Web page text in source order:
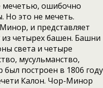
мечетью, ошибочно
Но это не мечеть.
и представляет
четырех башен. Башни
света и четыре
мусульманство,
построен в 1806 году
Калон. Чор-Минор